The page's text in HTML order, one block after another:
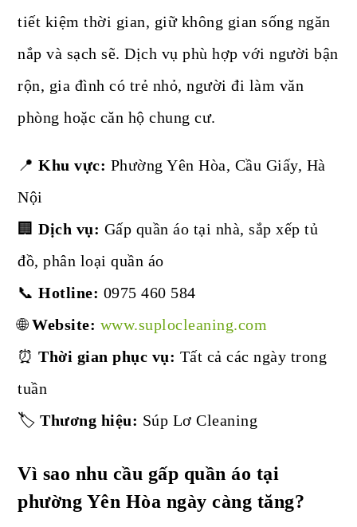
tiết kiệm thời gian, giữ không gian sống ngăn
nắp và sạch sẽ. Dịch vụ phù hợp với người bận
rộn, gia đình có trẻ nhỏ, người đi làm văn
phòng hoặc căn hộ chung cư.
📍Khu vực: Phường Yên Hòa, Cầu Giấy, Hà
Nội
🏢Dịch vụ: Gấp quần áo tại nhà, sắp xếp tủ
đồ, phân loại quần áo
📞Hotline: 0975 460 584
🌐Website: www.suplocleaning.com
⏰Thời gian phục vụ: Tất cả các ngày trong
tuần
🏷️Thương hiệu: Súp Lơ Cleaning
Vì sao nhu cầu gấp quần áo tại
phường Yên Hòa ngày càng tăng?